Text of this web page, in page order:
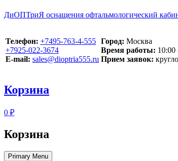
ДиОПТриЯ оснащения офтальмологический
Телефон: ‪+7495-763-4-555‬
‪+7925-022-3674‬
E-mail: sales@dioptria555.ru
Город: Москва
Время работы: 10:00
Прием заявок:
Корзина
0 ₽
Корзина
Primary Menu